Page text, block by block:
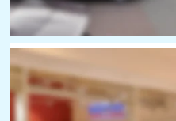
Dienstleistungen